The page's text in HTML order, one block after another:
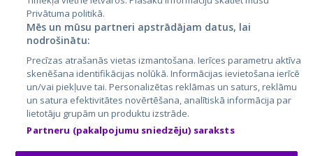
City24.lv
City24.ee
GetaPro.lv
GetaPro.ee
Skelbiu.lt
Autoplius.lt
CVbankas.lt
Kainos.lt
Paslaugos.lt
auto24.ee
Osta.ee
Privātuma politikā.
Mēs un mūsu partneri apstrādājam datus, lai
nodrošinātu:
Precīzas atrašanās vietas izmantošana. Ierīces parametru aktīva
skenēšana identifikācijas nolūkā. Informācijas ievietošana ierīcē
un/vai piekļuve tai. Personalizētas reklāmas un saturs, reklāmu
un satura efektivitātes novērtēšana, analītiskā informācija par
lietotāju grupām un produktu izstrāde.
Partneru (pakalpojumu sniedzēju) saraksts